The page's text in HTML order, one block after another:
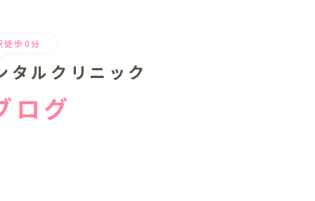
徒歩0分
タルクリニック
ログ